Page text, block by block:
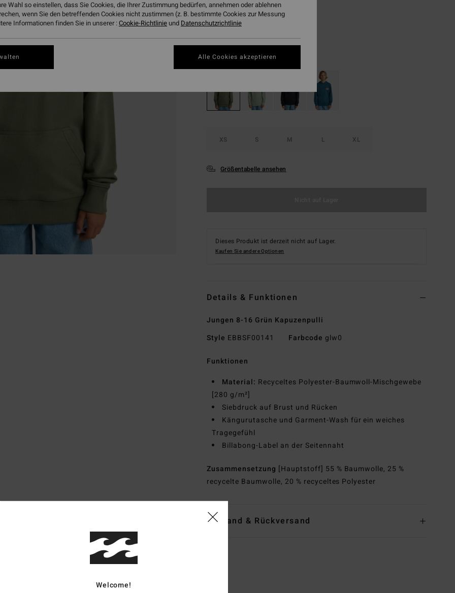
SALE
DOPPELTER RABATT EXTRA 25%
FarbeMoss Green
XS S M L XL
Größentabelle ansehen
Dieses Produkt ist derzeit nicht auf Lager.
Kaufen Sie andere Optionen
Details & Funktionen
Jungen 8-16 Grün Kapuzenpulli
Style EBBSF00141 Farbcode glw0
Funktionen
Material: Recyceltes Polyester-Baumwoll-Mischgewebe
[280 g/m²]
Siebdruck auf Brust und Rücken
Kängurutasche und Garment-Wash für ein weiches
Tragegefühl
Billabong-Label an der Seitennaht
Zusammensetzung [Hauptstoff] 55 % Baumwolle, 25 %
recycelte Baumwolle, 20 % recyceltes Polyester
Versand & Rückversand
Welcome!
Wahl so einstellen, dass Sie Cookies, die Ihrer Zustimmung bedürfen, annehmen oder ablehnen
wenn Sie den betreffenden Cookies nicht zustimmen (z. B. bestimmte Cookies zur Messung
Informationen finden Sie in unserer :Cookie-Richtlinie und Datenschutzrichtlinie
Alle Cookies akzeptieren